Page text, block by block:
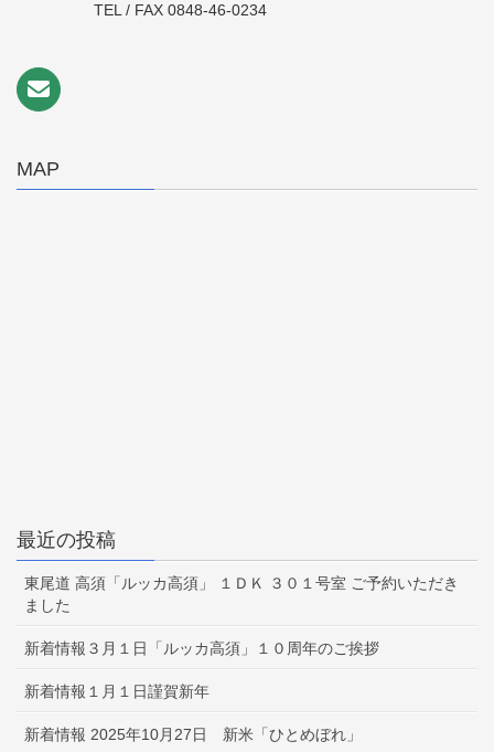
TEL / FAX 0848-46-0234
MAP
最近の投稿
東尾道 高須「ルッカ高須」 １ＤＫ ３０１号室 ご予約いただき
ました
新着情報３月１日「ルッカ高須」１０周年のご挨拶
新着情報１月１日謹賀新年
新着情報 2025年10月27日 新米「ひとめぼれ」